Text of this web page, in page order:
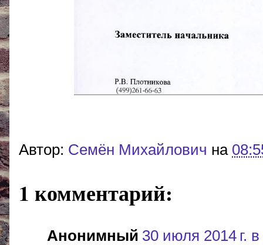
Автор: Cемён Михайлович на
1 комментарий:
Анонимный 30 июля 2014 г.